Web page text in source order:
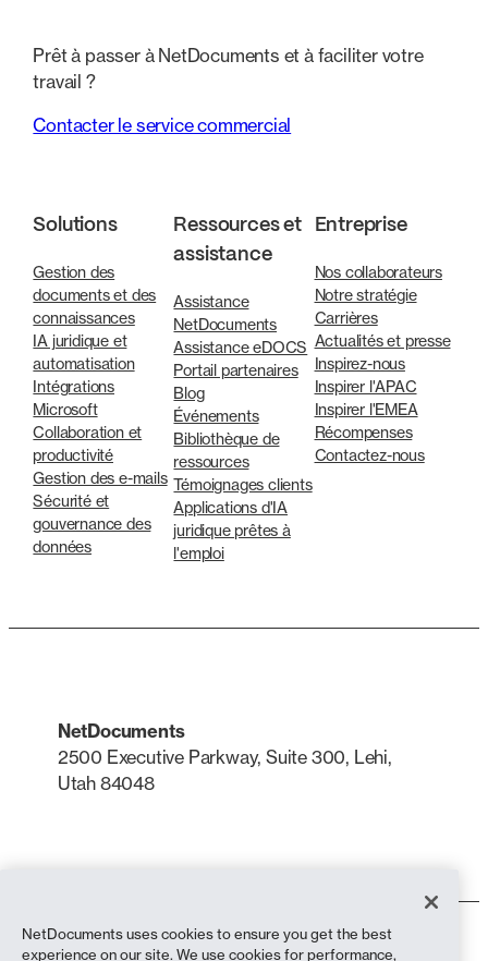
Prêt à passer à NetDocuments et à faciliter votre
travail ?
Contacter le service commercial
Solutions
Gestion des
documents et des
connaissances
IA juridique et
automatisation
Intégrations
Microsoft
Collaboration et
productivité
Gestion des e-mails
Sécurité et
gouvernance des
données
Ressources et
assistance
Assistance
NetDocuments
Assistance eDOCS
Portail partenaires
Blog
Événements
Bibliothèque de
ressources
Témoignages clients
Applications d'IA
juridique prêtes à
l'emploi
Entreprise
Nos collaborateurs
Notre stratégie
Carrières
Actualités et presse
Inspirez-nous
Inspirer l'APAC
Inspirer l'EMEA
Récompenses
Contactez-nous
NetDocuments
2500 Executive Parkway, Suite 300, Lehi,
Utah 84048
Conditions d'utilisation
NetDocuments uses cookies to ensure you get the best
experience on our site. We use cookies for performance,